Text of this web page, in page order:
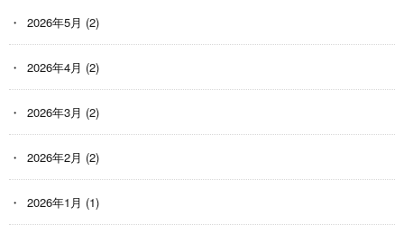
2026年5月 (2)
2026年4月 (2)
2026年3月 (2)
2026年2月 (2)
2026年1月 (1)